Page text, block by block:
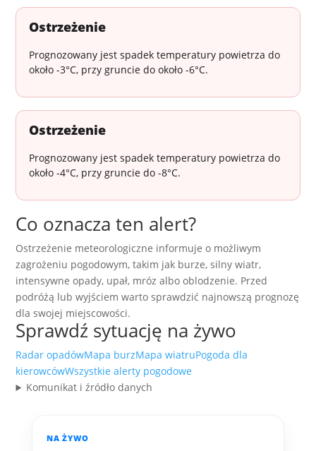
Ostrzeżenie
Prognozowany jest spadek temperatury powietrza do
około -3°C, przy gruncie do około -6°C.
Ostrzeżenie
Prognozowany jest spadek temperatury powietrza do
około -4°C, przy gruncie do -8°C.
Co oznacza ten alert?
Ostrzeżenie meteorologiczne informuje o możliwym
zagrożeniu pogodowym, takim jak burze, silny wiatr,
intensywne opady, upał, mróz albo oblodzenie. Przed
podróżą lub wyjściem warto sprawdzić najnowszą prognozę
dla swojej miejscowości.
Sprawdź sytuację na żywo
Radar opadówMapa burzMapa wiatruPogoda dla
kierowcówWszystkie alerty pogodowe
Komunikat i źródło danych
NA ŻYWO